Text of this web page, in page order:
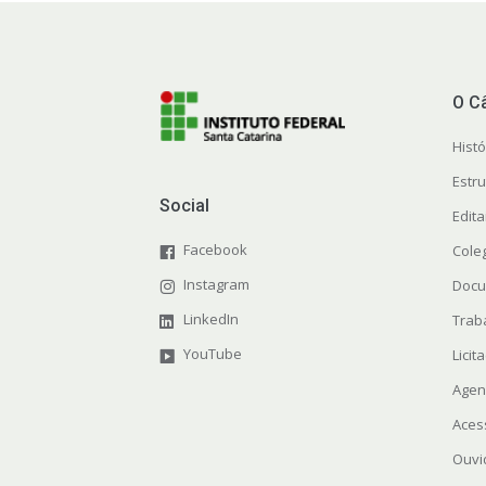
Social
Facebook
Instagram
LinkedIn
YouTube
O